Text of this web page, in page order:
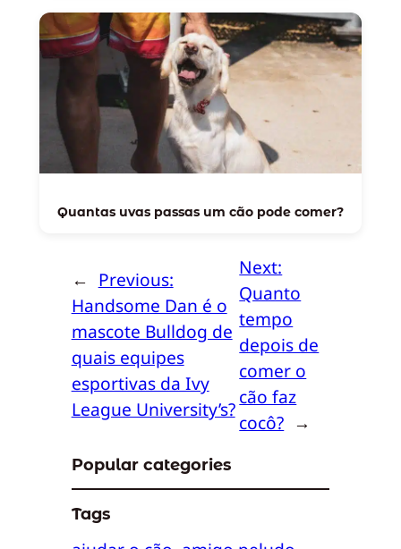
Quantas uvas passas um cão pode comer?
← Previous:
Handsome Dan é o
mascote Bulldog de
quais equipes
esportivas da Ivy
League University’s?
Next:
Quanto
tempo
depois de
comer o
cão faz
cocô? →
Popular categories
Tags